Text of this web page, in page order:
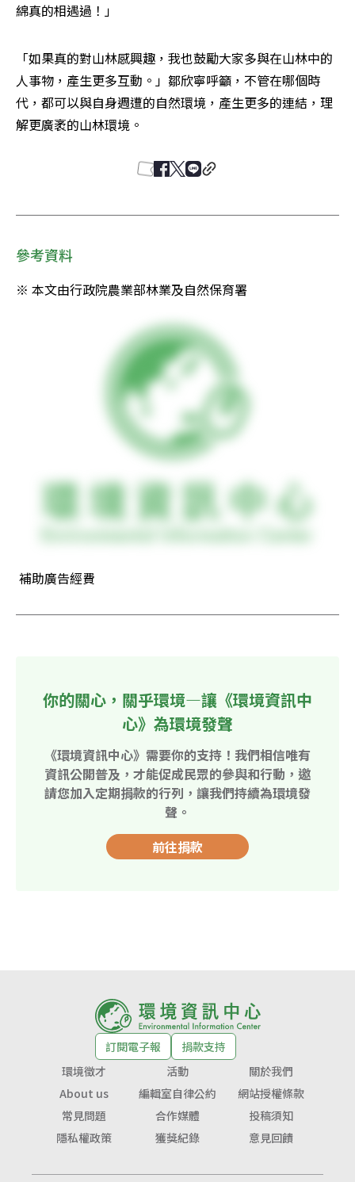
綿真的相遇過！」
「如果真的對山林感興趣，我也鼓勵大家多與在山林中的
人事物，產生更多互動。」鄒欣寧呼籲，不管在哪個時
代，都可以與自身週遭的自然環境，產生更多的連結，理
解更廣袤的山林環境。
參考資料
※ 本文由行政院農業部林業及自然保育署
補助廣告經費
你的關心，關乎環境—讓《環境資訊中
心》為環境發聲
《環境資訊中心》需要你的支持！我們相信唯有
資訊公開普及，才能促成民眾的參與和行動，邀
請您加入定期捐款的行列，讓我們持續為環境發
聲。
前往捐款
訂閱電子報
捐款支持
環境徵才
活動
關於我們
About us
編輯室自律公約
網站授權條款
常見問題
合作媒體
投稿須知
隱私權政策
獲獎紀錄 意見回饋